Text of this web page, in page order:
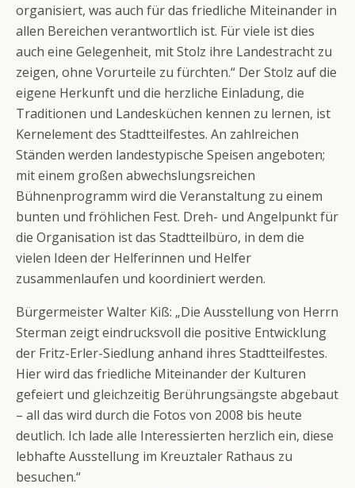
organisiert, was auch für das friedliche Miteinander in
allen Bereichen verantwortlich ist. Für viele ist dies
auch eine Gelegenheit, mit Stolz ihre Landestracht zu
zeigen, ohne Vorurteile zu fürchten.“ Der Stolz auf die
eigene Herkunft und die herzliche Einladung, die
Traditionen und Landesküchen kennen zu lernen, ist
Kernelement des Stadtteilfestes. An zahlreichen
Ständen werden landestypische Speisen angeboten;
mit einem großen abwechslungsreichen
Bühnenprogramm wird die Veranstaltung zu einem
bunten und fröhlichen Fest. Dreh- und Angelpunkt für
die Organisation ist das Stadtteilbüro, in dem die
vielen Ideen der Helferinnen und Helfer
zusammenlaufen und koordiniert werden.
Bürgermeister Walter Kiß: „Die Ausstellung von Herrn
Sterman zeigt eindrucksvoll die positive Entwicklung
der Fritz-Erler-Siedlung anhand ihres Stadtteilfestes.
Hier wird das friedliche Miteinander der Kulturen
gefeiert und gleichzeitig Berührungsängste abgebaut
– all das wird durch die Fotos von 2008 bis heute
deutlich. Ich lade alle Interessierten herzlich ein, diese
lebhafte Ausstellung im Kreuztaler Rathaus zu
besuchen.“